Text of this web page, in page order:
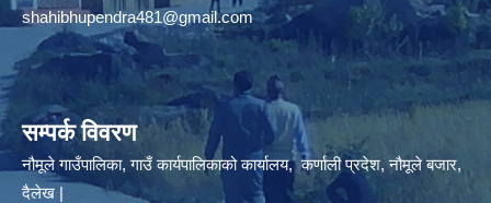
shahibhupendra481@gmail.com
सम्पर्क विवरण
नौमूले गाउँपालिका, गाउँ कार्यपालिकाको कार्यालय, कर्णाली प्रदेश, नौमूले बजार,
दैलेख |